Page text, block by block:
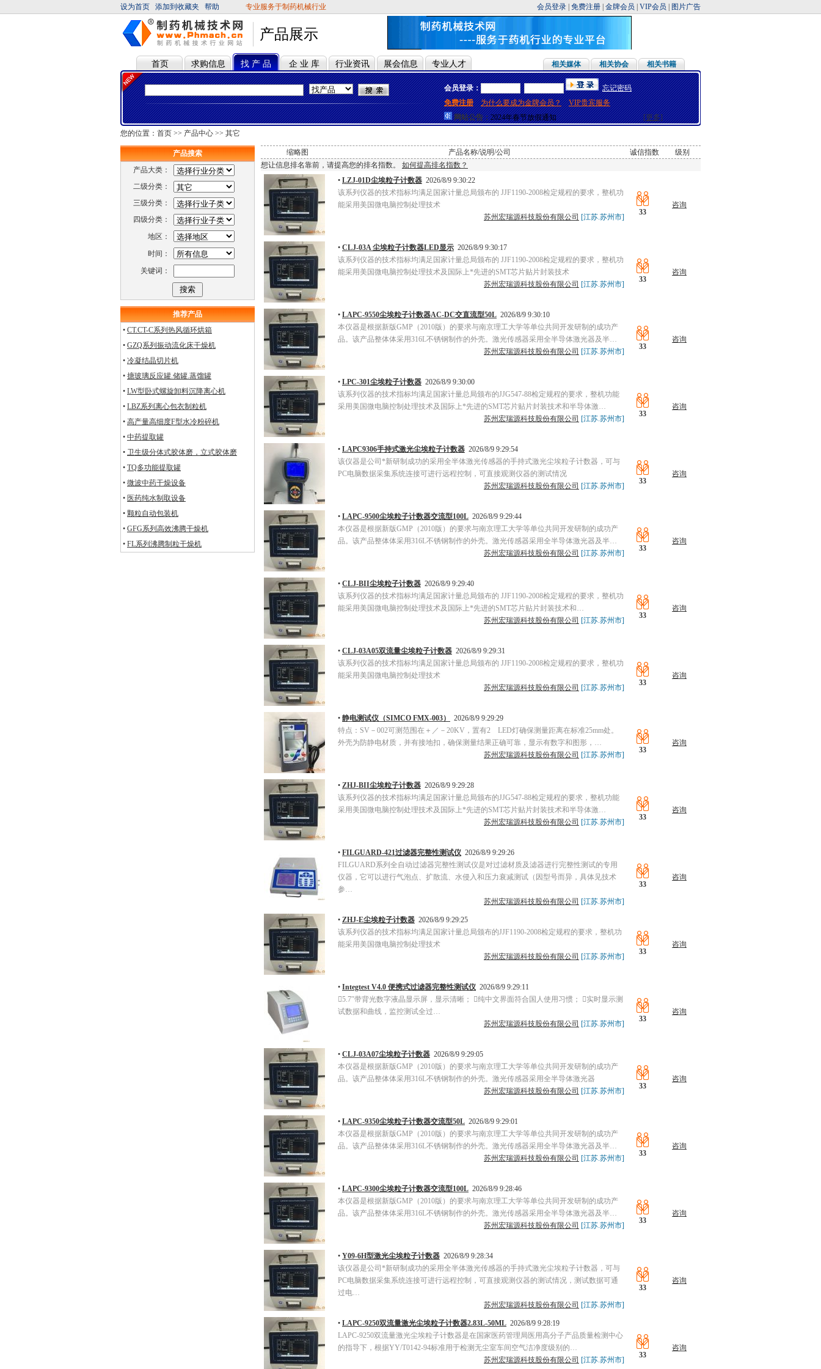
会员登录 免费注册 金牌会员 VIP会员 图片广告
设为首页 添加到收藏夹 帮助 专业服务于制药机械行业
产品展示
首页 求购信息 找 产 品 企 业 库 行业资讯 展会信息 专业人才 相关媒体 相关协会 相关书籍
会员登录：
忘记密码
免费注册
为什么要成为金牌会员？
VIP贵宾服务
网站公告：
2024年端午节放假通知
2024年劳动节放假通知
2024年春节放假通知
2024年元旦放假通知
2023年春节放假通知
2022年中秋节放假通知
2024年元旦放假通知
2023年春节放假通知
[更多]
您的位置： 首页 >> 产品中心 >> 其它
产品搜索
产品大类：
二级分类：
三级分类：
四级分类：
地区：
时间：
关键词：
推荐产品
• CT.CT-C系列热风循环烘箱
• GZQ系列振动流化床干燥机
• 冷凝结晶切片机
• 搪玻璃反应罐.储罐.蒸馏罐
• LW型卧式螺旋卸料沉降离心机
• LBZ系列离心包衣制粒机
• 高产量高细度F型水冷粉碎机
• 中药提取罐
• 卫生级分体式胶体磨，立式胶体磨
• TQ多功能提取罐
• 微波中药干燥设备
• 医药纯水制取设备
• 颗粒自动包装机
• GFG系列高效沸腾干燥机
• FL系列沸腾制粒干燥机
缩略图 产品名称/说明/公司 诚信指数
级别
想让信息排名靠前，请提高您的排名指数。 如何提高排名指数？
• LZJ-01D尘埃粒子计数器 2026/8/9 9:30:22
该系列仪器的技术指标均满足国家计量总局颁布的 JJF1190-2008检定规程的要求，整机功
能采用美国微电脑控制处理技术
苏州宏瑞源科技股份有限公司 [江苏.苏州市]
33
咨询
• CLJ-03A 尘埃粒子计数器LED显示 2026/8/9 9:30:17
该系列仪器的技术指标均满足国家计量总局颁布的 JJF1190-2008检定规程的要求，整机功
能采用美国微电脑控制处理技术及国际上*先进的SMT芯片贴片封装技术
苏州宏瑞源科技股份有限公司 [江苏.苏州市]
33
咨询
• LAPC-9550尘埃粒子计数器AC-DC交直流型50L 2026/8/9 9:30:10
本仪器是根据新版GMP（2010版）的要求与南京理工大学等单位共同开发研制的成功产
品。该产品整体体采用316L不锈钢制作的外壳。激光传感器采用全半导体激光器及半…
苏州宏瑞源科技股份有限公司 [江苏.苏州市]
33
咨询
• LPC-301尘埃粒子计数器 2026/8/9 9:30:00
该系列仪器的技术指标均满足国家计量总局颁布的JJG547-88检定规程的要求，整机功能
采用美国微电脑控制处理技术及国际上*先进的SMT芯片贴片封装技术和半导体激…
苏州宏瑞源科技股份有限公司 [江苏.苏州市]
33
咨询
• LAPC9306手持式激光尘埃粒子计数器 2026/8/9 9:29:54
该仪器是公司*新研制成功的采用全半体激光传感器的手持式激光尘埃粒子计数器，可与
PC电脑数据采集系统连接可进行远程控制，可直接观测仪器的测试情况
苏州宏瑞源科技股份有限公司 [江苏.苏州市]
33
咨询
• LAPC-9500尘埃粒子计数器交流型100L 2026/8/9 9:29:44
本仪器是根据新版GMP（2010版）的要求与南京理工大学等单位共同开发研制的成功产
品。该产品整体体采用316L不锈钢制作的外壳。激光传感器采用全半导体激光器及半…
苏州宏瑞源科技股份有限公司 [江苏.苏州市]
33
咨询
• CLJ-BII尘埃粒子计数器 2026/8/9 9:29:40
该系列仪器的技术指标均满足国家计量总局颁布的 JJF1190-2008检定规程的要求，整机功
能采用美国微电脑控制处理技术及国际上*先进的SMT芯片贴片封装技术和…
苏州宏瑞源科技股份有限公司 [江苏.苏州市]
33
咨询
• CLJ-03A05双流量尘埃粒子计数器 2026/8/9 9:29:31
该系列仪器的技术指标均满足国家计量总局颁布的 JJF1190-2008检定规程的要求，整机功
能采用美国微电脑控制处理技术
苏州宏瑞源科技股份有限公司 [江苏.苏州市]
33
咨询
• 静电测试仪（SIMCO FMX-003）
2026/8/9 9:29:29
特点：SV－002可测范围在＋／－20KV，置有2 LED灯确保测量距离在标准25mm处。
外壳为防静电材质，并有接地扣，确保测量结果正确可靠，显示有数字和图形，…
苏州宏瑞源科技股份有限公司 [江苏.苏州市]
33
咨询
• ZHJ-BII尘埃粒子计数器 2026/8/9 9:29:28
该系列仪器的技术指标均满足国家计量总局颁布的JJG547-88检定规程的要求，整机功能
采用美国微电脑控制处理技术及国际上*先进的SMT芯片贴片封装技术和半导体激…
苏州宏瑞源科技股份有限公司 [江苏.苏州市]
33
咨询
• FILGUARD-421过滤器完整性测试仪 2026/8/9 9:29:26
FILGUARD系列全自动过滤器完整性测试仪是对过滤材质及滤器进行完整性测试的专用
仪器，它可以进行气泡点、扩散流、水侵入和压力衰减测试（因型号而异，具体见技术
参…
苏州宏瑞源科技股份有限公司 [江苏.苏州市]
33
咨询
• ZHJ-E尘埃粒子计数器 2026/8/9 9:29:25
该系列仪器的技术指标均满足国家计量总局颁布的JJF1190-2008检定规程的要求，整机功
能采用美国微电脑控制处理技术
苏州宏瑞源科技股份有限公司 [江苏.苏州市]
33
咨询
• Integtest V4.0 便携式过滤器完整性测试仪 2026/8/9 9:29:11
5.7″带背光数字液晶显示屏，显示清晰； 纯中文界面符合国人使用习惯； 实时显示测
试数据和曲线，监控测试全过…
苏州宏瑞源科技股份有限公司 [江苏.苏州市]
33
咨询
• CLJ-03A07尘埃粒子计数器 2026/8/9 9:29:05
本仪器是根据新版GMP（2010版）的要求与南京理工大学等单位共同开发研制的成功产
品。该产品整体体采用316L不锈钢制作的外壳。激光传感器采用全半导体激光器
苏州宏瑞源科技股份有限公司 [江苏.苏州市]
33
咨询
• LAPC-9350尘埃粒子计数器交流型50L 2026/8/9 9:29:01
本仪器是根据新版GMP（2010版）的要求与南京理工大学等单位共同开发研制的成功产
品。该产品整体体采用316L不锈钢制作的外壳。激光传感器采用全半导体激光器及半…
苏州宏瑞源科技股份有限公司 [江苏.苏州市]
33
咨询
• LAPC-9300尘埃粒子计数器交流型100L 2026/8/9 9:28:46
本仪器是根据新版GMP（2010版）的要求与南京理工大学等单位共同开发研制的成功产
品。该产品整体体采用316L不锈钢制作的外壳。激光传感器采用全半导体激光器及半…
苏州宏瑞源科技股份有限公司 [江苏.苏州市]
33
咨询
• Y09-6H型激光尘埃粒子计数器 2026/8/9 9:28:34
该仪器是公司*新研制成功的采用全半体激光传感器的手持式激光尘埃粒子计数器，可与
PC电脑数据采集系统连接可进行远程控制，可直接观测仪器的测试情况，测试数据可通
过电…
苏州宏瑞源科技股份有限公司 [江苏.苏州市]
33
咨询
• LAPC-9250双流量激光尘埃粒子计数器2.83L-50ML 2026/8/9 9:28:19
LAPC-9250双流量激光尘埃粒子计数器是在国家医药管理局医用高分子产品质量检测中心
的指导下，根据YY/T0142-94标准用于检测无尘室车间空气洁净度级别的…
苏州宏瑞源科技股份有限公司 [江苏.苏州市]
33
咨询